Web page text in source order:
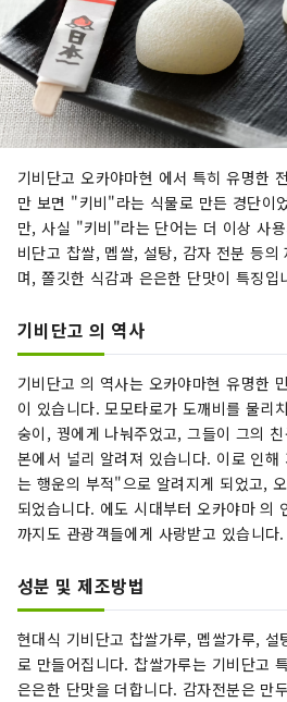
기비단고 오카야마현 에서 특히 유명한
만 보면 "키비"라는 식물로 만든 경단이
만, 사실 "키비"라는 단어는 더 이상 사
비단고 찹쌀, 멥쌀, 설탕, 감자 전분 등의
며, 쫄깃한 식감과 은은한 단맛이 특징입
기비단고 의 역사
기비단고 의 역사는 오카야마현 유명한
이 있습니다. 모모타로가 도깨비를 물리
숭이, 꿩에게 나눠주었고, 그들이 그의
본에서 널리 알려져 있습니다. 이로 인해
는 행운의 부적"으로 알려지게 되었고,
되었습니다. 에도 시대부터 오카야마 의
까지도 관광객들에게 사랑받고 있습니다.
성분 및 제조방법
현대식 기비단고 찹쌀가루, 멥쌀가루,
로 만들어집니다. 찹쌀가루는 기비단고
은은한 단맛을 더합니다. 감자전분은 만